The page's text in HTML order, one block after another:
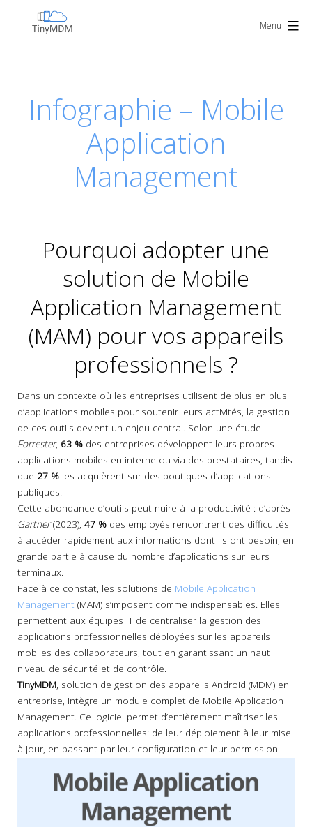
TinyMDM Menu
Infographie – Mobile
Application
Management
Pourquoi adopter une
solution de Mobile
Application Management
(MAM) pour vos appareils
professionnels ?
Dans un contexte où les entreprises utilisent de plus en plus
d’applications mobiles pour soutenir leurs activités, la gestion
de ces outils devient un enjeu central. Selon une étude
Forrester, 63 % des entreprises développent leurs propres
applications mobiles en interne ou via des prestataires, tandis
que 27 % les acquièrent sur des boutiques d’applications
publiques.
Cette abondance d’outils peut nuire à la productivité : d’après
Gartner(2023), 47 % des employés rencontrent des difficultés
à accéder rapidement aux informations dont ils ont besoin, en
grande partie à cause du nombre d’applications sur leurs
terminaux.
Face à ce constat, les solutions de Mobile Application
Management (MAM) s’imposent comme indispensables. Elles
permettent aux équipes IT de centraliser la gestion des
applications professionnelles déployées sur les appareils
mobiles des collaborateurs, tout en garantissant un haut
niveau de sécurité et de contrôle.
TinyMDM , solution de gestion des appareils Android (MDM) en
entreprise, intègre un module complet de Mobile Application
Management. Ce logiciel permet d’entièrement maîtriser les
applications professionnelles: de leur déploiement à leur mise
à jour, en passant par leur configuration et leur permission.